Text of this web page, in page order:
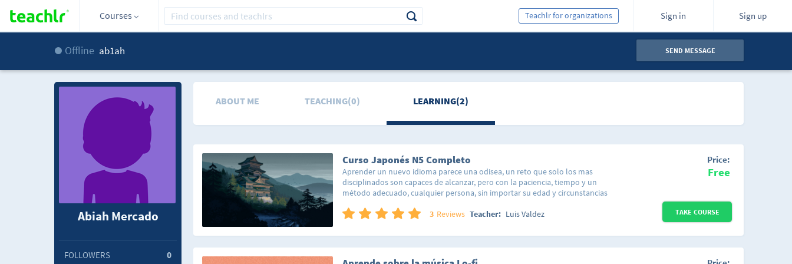
Courses Sign in Sign up
Teachlr for organizations
Offline ab1ah SEND MESSAGE
Abiah Mercado
FOLLOWERS 0
ABOUT ME TEACHING(0) LEARNING(2)
Curso Japonés N5 Completo
Aprender un nuevo idioma parece una odisea, un reto que solo los mas
disciplinados son capaces de alcanzar, pero con la paciencia, tiempo y un
método adecuado, cualquier persona, sin importar su edad y circunstancias
usarlos de manera propia. Aunque el idioma tiene fama de ser uno de los
estudiarlo, veas las bases que lo conforman, y descubras la poca variedad
en la gramática, veras que es posible aprenderlo, solo será cuestión de
administrar tu tiempo, desarrollar un sentido por el estudio autodidacta, y
3 Reviews Teacher: Luis Valdez
Price:
Free
TAKE COURSE